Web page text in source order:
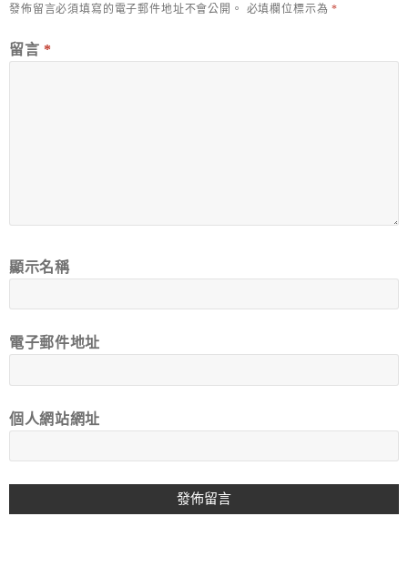
發佈留言必須填寫的電子郵件地址不會公開。 必填欄位標示為*
留言 *
顯示名稱
電子郵件地址
個人網站網址